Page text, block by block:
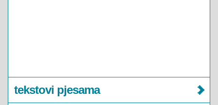
tekstovi pjesama